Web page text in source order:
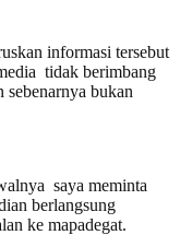
informasi tersebut
tidak berimbang
sebenarnya bukan
saya meminta
berlangsung
ke mapadegat.